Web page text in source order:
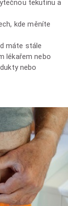
tekutinu a
kde měníte
máte stále
lékařem nebo
nebo